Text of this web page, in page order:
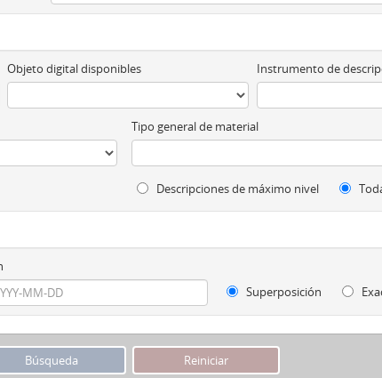
Objeto digital disponibles Instrumento de
Tipo general de material
Descripciones de máximo nivel
Superposición